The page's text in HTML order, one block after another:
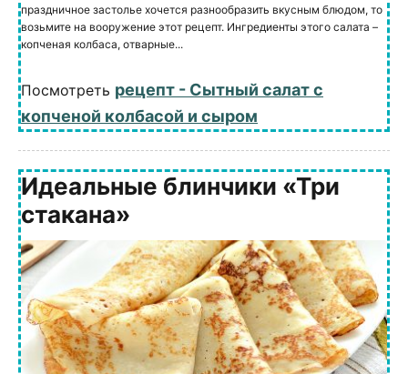
праздничное застолье хочется разнообразить вкусным блюдом, то
возьмите на вооружение этот рецепт. Ингредиенты этого салата –
копченая колбаса, отварные...
Посмотреть рецепт - Сытный салат с
копченой колбасой и сыром
Идеальные блинчики «Три
стакана»